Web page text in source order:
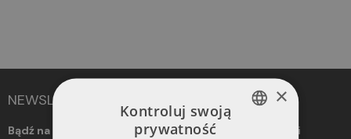
NEWSLETTER
Bądź na bieżąco! Otrzymuj informacje o nowościach i
×
Kontroluj swoją
prywatność